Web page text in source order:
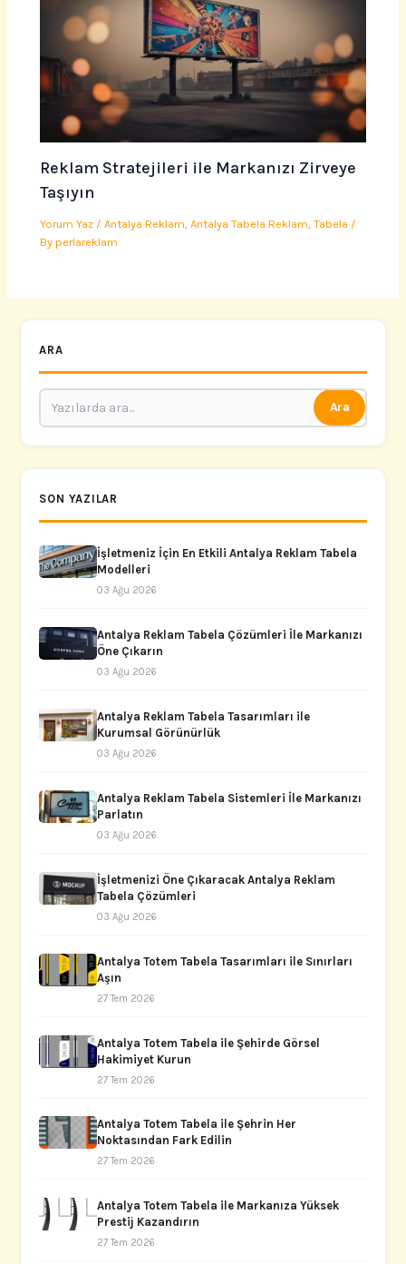
Reklam Stratejileri ile Markanızı Zirveye
Taşıyın
Yorum Yaz /Antalya Reklam ,Antalya Tabela Reklam ,Tabela /
Byperlareklam
ARA
Ara
SON YAZILAR
İşletmeniz İçin En Etkili Antalya Reklam Tabela
Modelleri
03 Ağu 2026
Antalya Reklam Tabela Çözümleri İle Markanızı
Öne Çıkarın
03 Ağu 2026
Antalya Reklam Tabela Tasarımları ile
Kurumsal Görünürlük
03 Ağu 2026
Antalya Reklam Tabela Sistemleri İle Markanızı
Parlatın
03 Ağu 2026
İşletmenizi Öne Çıkaracak Antalya Reklam
Tabela Çözümleri
03 Ağu 2026
Antalya Totem Tabela Tasarımları ile Sınırları
Aşın
27 Tem 2026
Antalya Totem Tabela ile Şehirde Görsel
Hakimiyet Kurun
27 Tem 2026
Antalya Totem Tabela ile Şehrin Her
Noktasından Fark Edilin
27 Tem 2026
Antalya Totem Tabela ile Markanıza Yüksek
Prestij Kazandırın
27 Tem 2026